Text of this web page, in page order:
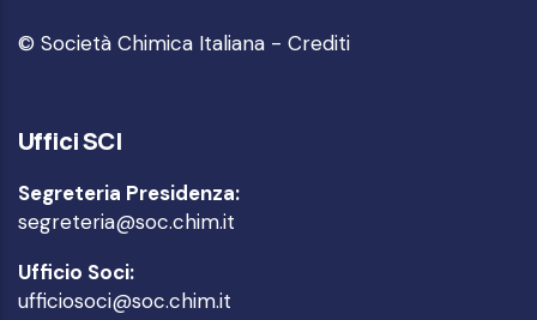
© Società Chimica Italiana - Crediti
Uffici SCI
Segreteria Presidenza:
segreteria@soc.chim.it
Ufficio Soci:
ufficiosoci@soc.chim.it